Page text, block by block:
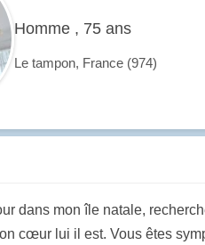
Homme , 75 ans
Le tampon, France (974)
dans mon île natale,
cœur lui il est. Vous êtes